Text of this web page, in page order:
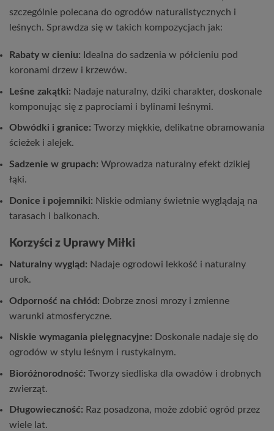
szczególnie polecana do ogrodów naturalistycznych i
leśnych. Sprawdza się w takich kompozycjach jak:
Rabaty w cieniu: Idealna do sadzenia w półcieniu pod
koronami drzew i krzewów.
Leśne zakątki: Nadaje naturalny, dziki charakter, doskonale
komponując się z paprociami i bylinami leśnymi.
Obwódki i granice: Tworzy miękkie, delikatne obramowania
ścieżek i alejek.
Sadzenie w grupach: Wprowadza naturalny efekt dzikiej
łąki.
Donice i pojemniki: Niskie odmiany świetnie wyglądają na
tarasach i balkonach.
Korzyści z Uprawy Miłki
Naturalny wygląd: Nadaje ogrodowi lekkość i naturalny
urok.
Odporność na chłód: Dobrze znosi mrozy i zmienne
warunki atmosferyczne.
Niskie wymagania pielęgnacyjne: Doskonale nadaje się do
ogrodów w stylu leśnym i rustykalnym.
Bioróżnorodność: Tworzy siedliska dla owadów i drobnych
zwierząt.
Długowieczność: Raz posadzona, może zdobić ogród przez
wiele lat.